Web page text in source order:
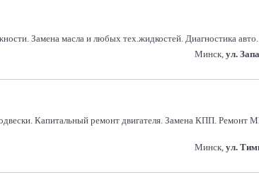
Замена масла и любых тех.жидкостей. Диагностика
Минск, ул.
Капитальный ремонт двигателя. Замена КПП.
Минск, ул.